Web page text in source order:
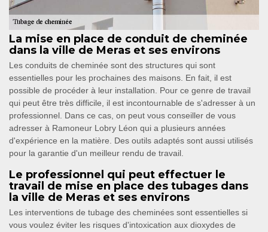
La mise en place de conduit de cheminée
dans la ville de Meras et ses environs
Les conduits de cheminée sont des structures qui sont
essentielles pour les prochaines des maisons. En fait, il est
possible de procéder à leur installation. Pour ce genre de travail
qui peut être très difficile, il est incontournable de s'adresser à un
professionnel. Dans ce cas, on peut vous conseiller de vous
adresser à Ramoneur Lobry Léon qui a plusieurs années
d'expérience en la matière. Des outils adaptés sont aussi utilisés
pour la garantie d'un meilleur rendu de travail.
Le professionnel qui peut effectuer le
travail de mise en place des tubages dans
la ville de Meras et ses environs
Les interventions de tubage des cheminées sont essentielles si
vous voulez éviter les risques d'intoxication aux dioxydes de